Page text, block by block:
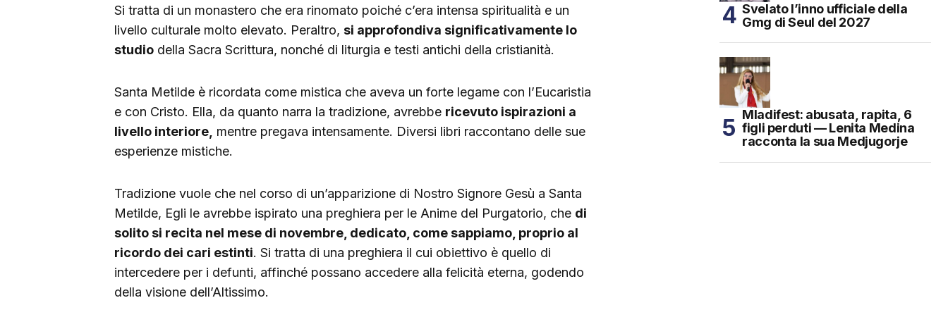
Si tratta di un monastero che era rinomato poiché c’era intensa spiritualità e un
livello culturale molto elevato. Peraltro, si approfondiva significativamente lo
studio della Sacra Scrittura, nonché di liturgia e testi antichi della cristianità.
Santa Metilde è ricordata come mistica che aveva un forte legame con l’Eucaristia
e con Cristo. Ella, da quanto narra la tradizione, avrebbe ricevuto ispirazioni a
livello interiore, mentre pregava intensamente. Diversi libri raccontano delle sue
esperienze mistiche.
Tradizione vuole che nel corso di un’apparizione di Nostro Signore Gesù a Santa
Metilde, Egli le avrebbe ispirato una preghiera per le Anime del Purgatorio, che di
solito si recita nel mese di novembre, dedicato, come sappiamo, proprio al
ricordo dei cari estinti. Si tratta di una preghiera il cui obiettivo è quello di
intercedere per i defunti, affinché possano accedere alla felicità eterna, godendo
della visione dell’Altissimo.
Svelato l’inno ufficiale della
Gmg di Seul del 2027
Mladifest: abusata, rapita, 6
figli perduti — Lenita Medina
racconta la sua Medjugorje